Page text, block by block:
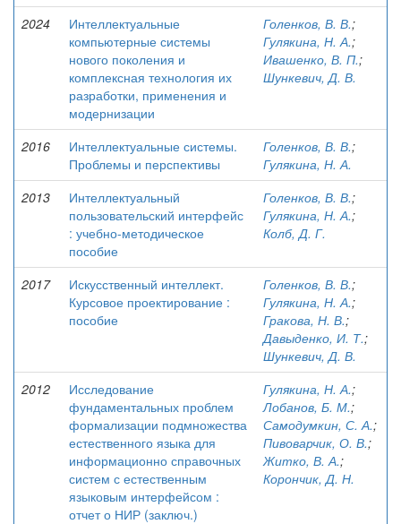
2024
Интеллектуальные
компьютерные системы
нового поколения и
комплексная технология их
разработки, применения и
модернизации
Голенков, В. В.;
Гулякина, Н. А.;
Ивашенко, В. П.;
Шункевич, Д. В.
2016
Интеллектуальные системы.
Проблемы и перспективы
Голенков, В. В.;
Гулякина, Н. А.
2013
Интеллектуальный
пользовательский интерфейс
: учебно-методическое
пособие
Голенков, В. В.;
Гулякина, Н. А.;
Колб, Д. Г.
2017
Искусственный интеллект.
Курсовое проектирование :
пособие
Голенков, В. В.;
Гулякина, Н. А.;
Гракова, Н. В.;
Давыденко, И. Т.;
Шункевич, Д. В.
2012
Исследование
фундаментальных проблем
формализации подмножества
естественного языка для
информационно справочных
систем с естественным
языковым интерфейсом :
отчет о НИР (заключ.)
Гулякина, Н. А.;
Лобанов, Б. М.;
Самодумкин, С. А.;
Пивоварчик, О. В.;
Житко, В. А.;
Корончик, Д. Н.